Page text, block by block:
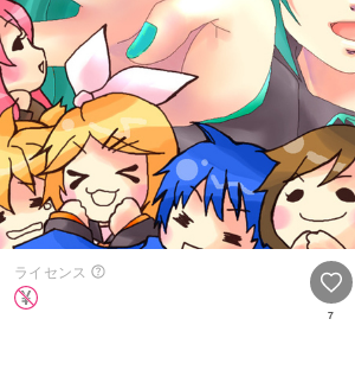
ライセンス
7